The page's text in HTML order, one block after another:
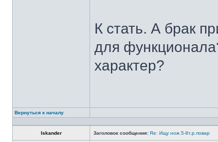
К стать. А брак
для
характер?
Вернуться к началу
Iskander Заголовок сообщения: Re: Ищу нож.5-8т.р.повар